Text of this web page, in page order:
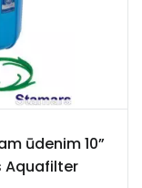
ūdenim 10”
Aquafilter